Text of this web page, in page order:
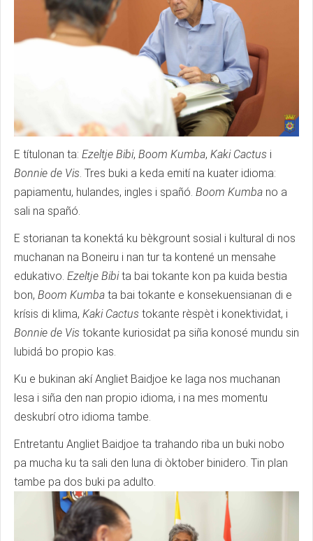
E títulonan ta: Ezeltje Bibi, Boom Kumba, Kaki Cactus i
Bonnie de Vis . Tres buki a keda emití na kuater idioma:
papiamentu, hulandes, ingles i spañó. Boom Kumba no a
sali na spañó.
E storianan ta konektá ku bèkgrount sosial i kultural di nos
muchanan na Boneiru i nan tur ta kontené un mensahe
edukativo. Ezeltje Bibita bai tokante kon pa kuida bestia
bon, Boom Kumba ta bai tokante e konsekuensianan di e
krísis di klima, Kaki Cactus tokante rèspèt i konektividat, i
Bonnie de Vis tokante kuriosidat pa siña konosé mundu sin
lubidá bo propio kas.
Ku e bukinan akí Angliet Baidjoe ke laga nos muchanan
lesa i siña den nan propio idioma, i na mes momentu
deskubrí otro idioma tambe.
Entretantu Angliet Baidjoe ta trahando riba un buki nobo
pa mucha ku ta sali den luna di òktober binidero. Tin plan
tambe pa dos buki pa adulto.